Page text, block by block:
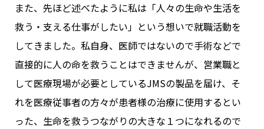
また、先ほど述べたように私は「人々の生命や生活を
救う・支える仕事がしたい」という想いで就職活動を
してきました。私自身、医師ではないので手術などで
直接的に人の命を救うことはできませんが、営業職と
して医療現場が必要としているJMSの製品を届け、そ
れを医療従事者の方々が患者様の治療に使用するとい
った、生命を救うつながりの大きな１つになれるので